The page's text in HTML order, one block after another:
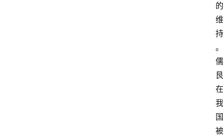
的
维
持
。
儒
艮
在
我
国
被